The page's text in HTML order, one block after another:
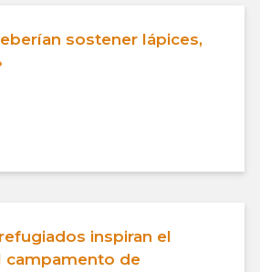
sostener lápices,
inspiran el
campamento de